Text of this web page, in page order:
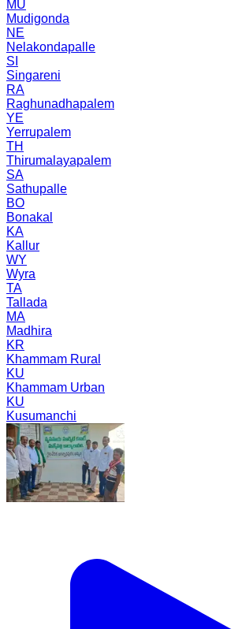
MU
Mudigonda
NE
Nelakondapalle
SI
Singareni
RA
Raghunadhapalem
YE
Yerrupalem
TH
Thirumalayapalem
SA
Sathupalle
BO
Bonakal
KA
Kallur
WY
Wyra
TA
Tallada
MA
Madhira
KR
Khammam Rural
KU
Khammam Urban
KU
Kusumanchi